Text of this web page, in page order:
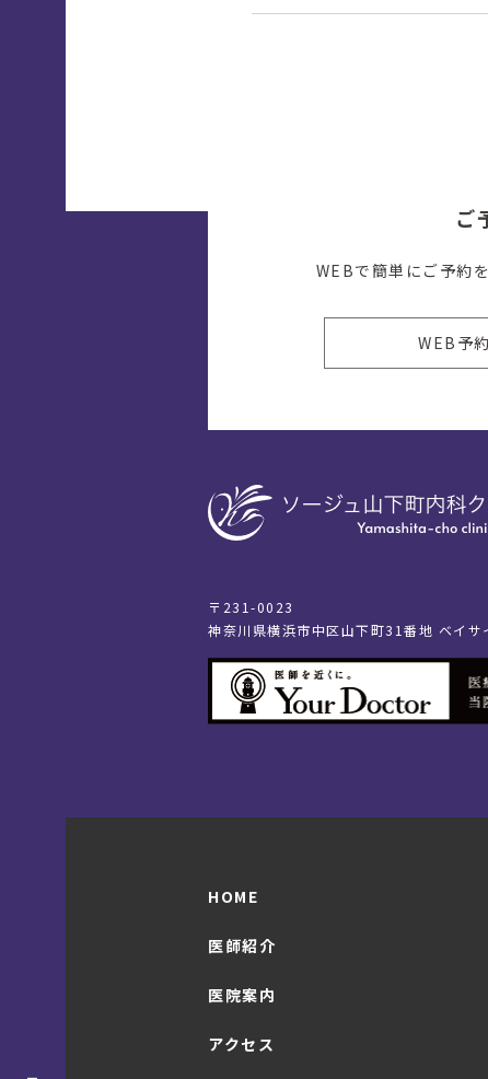
ご
WEBで簡単にご予約
WEB予約
〒231-0023
神奈川県横浜市中区山下町31番地 ベイサ
HOME
医師紹介
医院案内
アクセス